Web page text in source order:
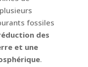
fossiles
des
et une
.